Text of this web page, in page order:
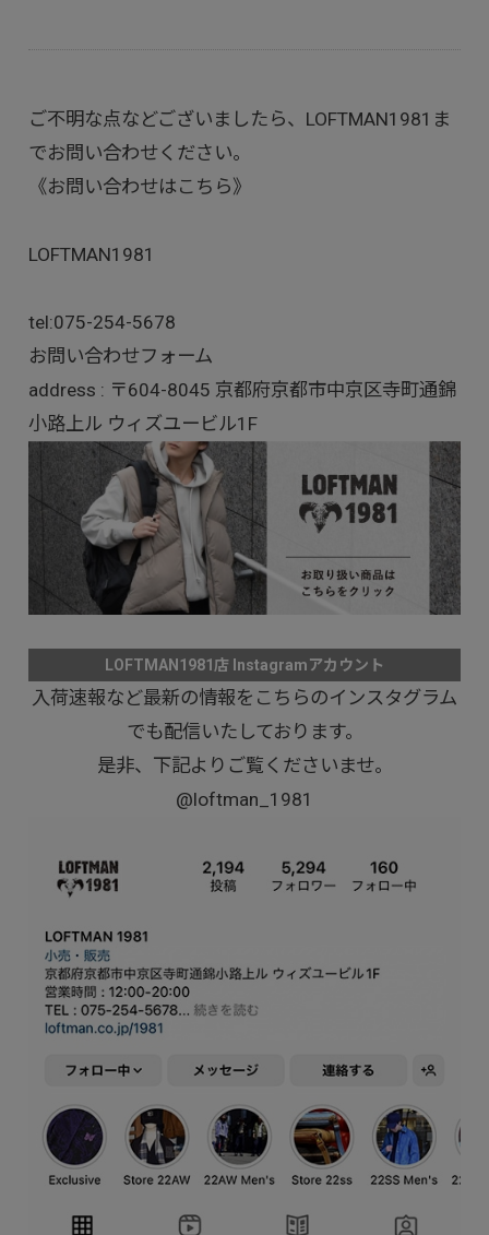
ご不明な点などございましたら、LOFTMAN1981ま
でお問い合わせください。
《お問い合わせはこちら》
LOFTMAN1981
tel:075-254-5678
お問い合わせフォーム
address : 〒604-8045 京都府京都市中京区寺町通錦
小路上ル ウィズユービル1F
LOFTMAN1981店 Instagramアカウント
入荷速報など最新の情報をこちらのインスタグラム
でも配信いたしております。
是非、下記よりご覧くださいませ。
@loftman_1981